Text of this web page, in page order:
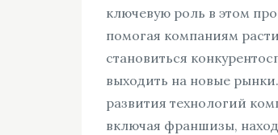
ключевую роль в этом
помогая компаниям
становиться
выходить на новые
развития технологий
включая франшизы,